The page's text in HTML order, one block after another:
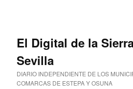
El Digital de la
Sevilla
DIARIO INDEPENDIENTE DE LOS
COMARCAS DE ESTEPA Y OSUNA